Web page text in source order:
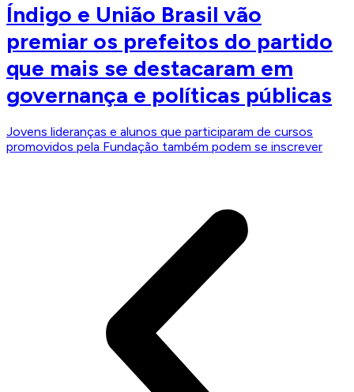
Índigo e União Brasil vão
premiar os prefeitos do partido
que mais se destacaram em
governança e políticas públicas
Jovens lideranças e alunos que participaram de cursos
promovidos pela Fundação também podem se inscrever